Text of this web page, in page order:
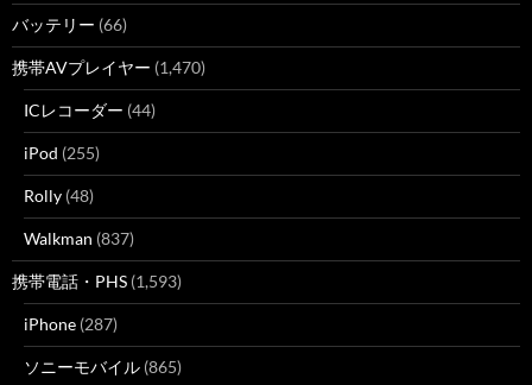
バッテリー (66)
携帯AVプレイヤー (1,470)
ICレコーダー (44)
iPod (255)
Rolly (48)
Walkman (837)
携帯電話・PHS (1,593)
iPhone (287)
ソニーモバイル (865)